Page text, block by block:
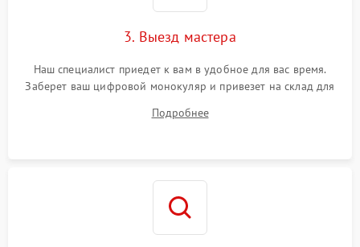
3. Выезд мастера
Наш специалист приедет к вам в удобное для вас время.
Заберет ваш цифровой монокуляр и привезет на склад для
Подробнее